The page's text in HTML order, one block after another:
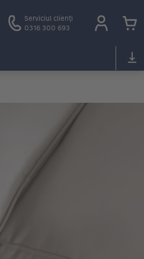
Serviciul clienți
0316 300 693